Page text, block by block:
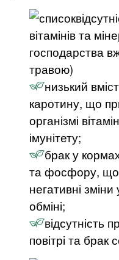
вітамінів та
господарства
травою)
низький
каротину, що
організмі
імунітету;
брак у
та фосфору, що
негативні
обміні;
відсутність
повітрі та брак